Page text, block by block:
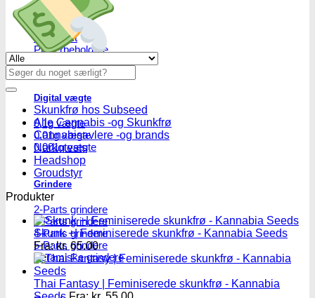
Snuff Box
Snifferør
Sniffesæt
Pulverbeholdere
Digital vægte
0,1g vægte
0,01g vægte
0,001g vægte
Grindere
2-Parts grindere
3-Parts grindere
4-Parts grindere
5-Parts grindere
Keramiske grindere
Se alle tilbud her
Søg
efter:
Skunkfrø hos Subseed
Alle Cannabis -og Skunkfrø
Cannabisavlere -og brands
Narkotests
Headshop
Groudstyr
Produkter
Skunk +| Feminiserede skunkfrø - Kannabia Seeds
Fra:kr. 65.00
Thai Fantasy | Feminiserede skunkfrø - Kannabia